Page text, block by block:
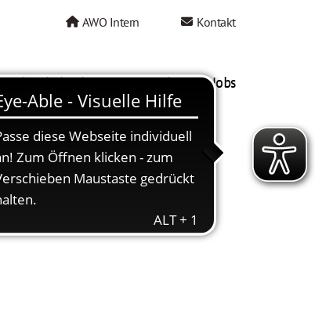
AWO Intern Kontakt
als Arbeitgeber Mein AWO Jobs